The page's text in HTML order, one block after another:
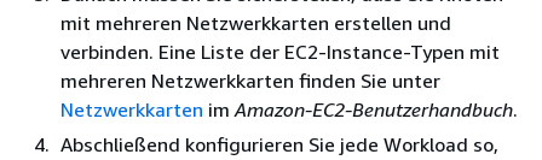
mit mehreren Netzwerkkarten erstellen und
verbinden. Eine Liste der EC2-Instance-Typen mit
mehreren Netzwerkkarten finden Sie unter
Netzwerkkarten imAmazon-EC2-Benutzerhandbuch.
Abschließend konfigurieren Sie jede Workload so,